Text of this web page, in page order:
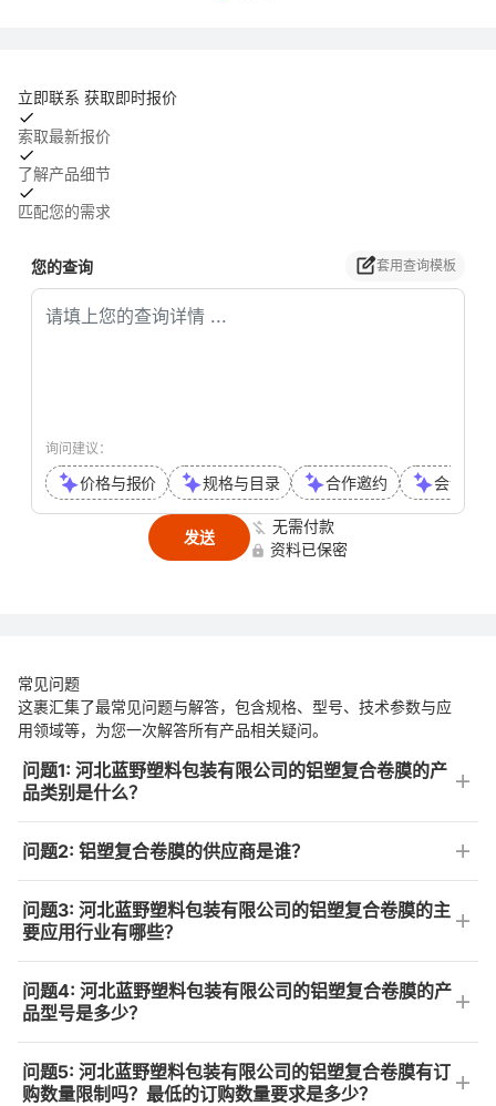
立即联系 获取即时报价
索取最新报价
了解产品细节
匹配您的需求
您的查询 套用查询模板
询问建议：
价格与报价 规格与目录 合作邀约 会议或
发送
无需付款
资料已保密
常见问题
这裹汇集了最常见问题与解答，包含规格、型号、技术参数与应
用领域等，为您一次解答所有产品相关疑问。
问题1: 河北蓝野塑料包装有限公司的铝塑复合卷膜的产
品类别是什么？
问题2: 铝塑复合卷膜的供应商是谁？
问题3: 河北蓝野塑料包装有限公司的铝塑复合卷膜的主
要应用行业有哪些？
问题4: 河北蓝野塑料包装有限公司的铝塑复合卷膜的产
品型号是多少？
问题5: 河北蓝野塑料包装有限公司的铝塑复合卷膜有订
购数量限制吗？最低的订购数量要求是多少？